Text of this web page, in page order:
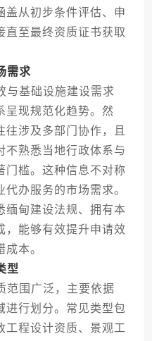
盖从初步条件评估、申
直至最终资质证书获取
需求
基础设施建设需求
呈现规范化趋势。然
往涉及多部门协作，且
不熟悉当地行政体系与
门槛。这种信息不对称
办服务的市场需求。
缅甸建设法规、拥有本
，能够有效提升申请效
本。
型
围广泛，主要依据
进行划分。常见类型包
工程设计资质、景观工